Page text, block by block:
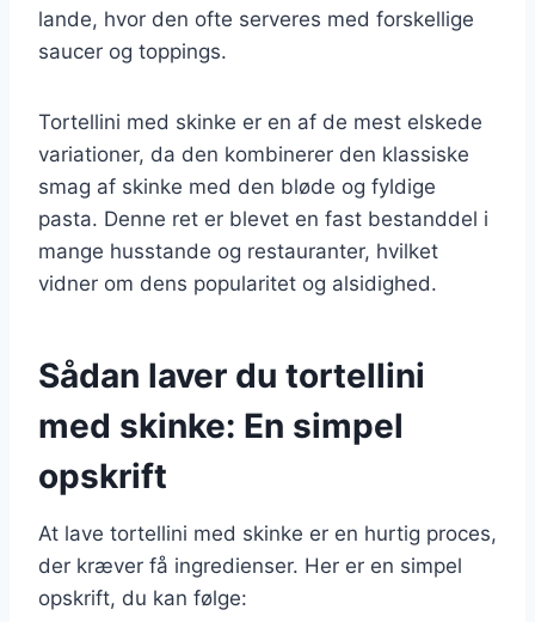
lande, hvor den ofte serveres med forskellige
saucer og toppings.
Tortellini med skinke er en af de mest elskede
variationer, da den kombinerer den klassiske
smag af skinke med den bløde og fyldige
pasta. Denne ret er blevet en fast bestanddel i
mange husstande og restauranter, hvilket
vidner om dens popularitet og alsidighed.
Sådan laver du tortellini
med skinke: En simpel
opskrift
At lave tortellini med skinke er en hurtig proces,
der kræver få ingredienser. Her er en simpel
opskrift, du kan følge: